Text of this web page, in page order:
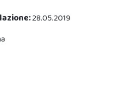
28.05.2019